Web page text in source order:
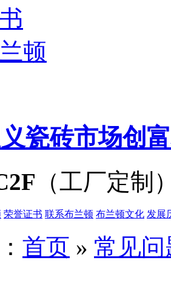
顿
瓷砖市场创
（工厂定制
荣誉证书 联系布兰顿 布兰顿文化 发展
首页 » 常见问